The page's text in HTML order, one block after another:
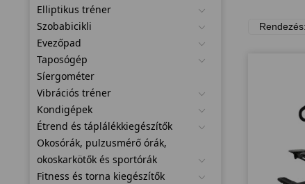
Elliptikus tréner
Szobabicikli
Evezőpad
Taposógép
Síergométer
Vibrációs tréner
Kondigépek
Étrend és táplálékkiegészítők
Okosórák, pulzusmérő órák,
okoskarkötők és sportórák
Fitness és torna kiegészítők